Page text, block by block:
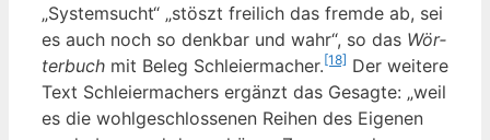
„Sys­tem­sucht“ „stöszt frei­lich das frem­de ab, sei
es auch noch so denk­bar und wahr“, so das Wör­
ter­buch mit Beleg Schlei­er­ma­cher.[18] Der wei­te­re
Text Schlei­er­ma­chers ergänzt das Gesag­te: „weil
es die wohl­ge­schlos­se­nen Rei­hen des Eige­nen